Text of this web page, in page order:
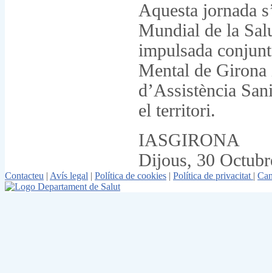
Aquesta jornada
Mundial de la
impulsada
Mental de
d’Assistència
el territori.
IASGIRONA
Dijous, 30
Contacteu | Avís legal | Política de cookies | Política de privacitat |